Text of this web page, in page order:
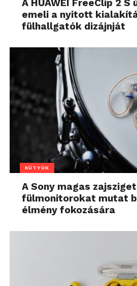
A HUAWEI FreeClip 2 S
emeli a nyitott
fülhallgatók dizájnját
KÜTYÜK
A Sony magas
fülmonitorokat mutat
élmény fokozására